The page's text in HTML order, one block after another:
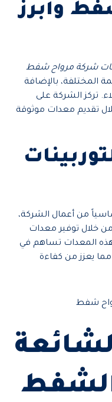
وأبرز
شركة مرواح شفط
المختلفة، بالإضافة
تركز الشركة على
تقديم معدات موثوقة
من أعمال الشركة،
خلال توفير معدات
المعدات تساهم في
يعزز من كفاءة